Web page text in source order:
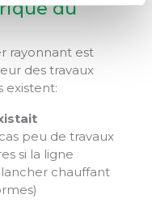
du
rayonnant est
des travaux
existent:
peu de travaux
si la ligne
chauffant